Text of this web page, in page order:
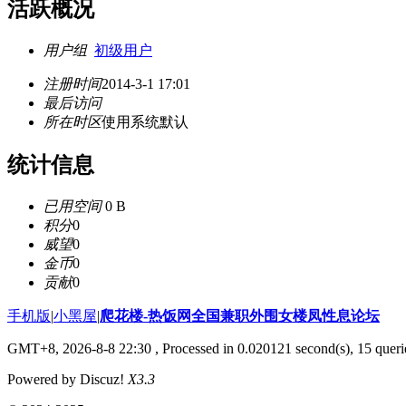
活跃概况
用户组 初级用户
注册时间2014-3-1 17:01
最后访问
所在时区使用系统默认
统计信息
已用空间0 B
积分0
威望0
金币0
贡献0
手机版|小黑屋|爬花楼-热饭网全国兼职外围女楼凤性息论坛
GMT+8, 2026-8-8 22:30 , Processed in 0.020121 second(s), 15
Powered by Discuz! X3.3